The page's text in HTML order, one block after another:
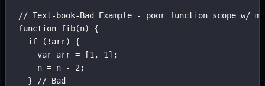
// Text-book-Bad Example - poor function scope w/
function fib(n) {
if ( ! arr) {
var arr = [1 , 1 ];
n = n - 2 ;
}
// Bad